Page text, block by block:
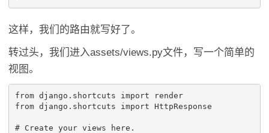
这样，我们的路由就写好了。
转过头，我们进入assets/views.py文件，写一个简单的
视图。
from django.shortcuts import
render
from django.shortcuts import HttpResponse
# Create your views here.